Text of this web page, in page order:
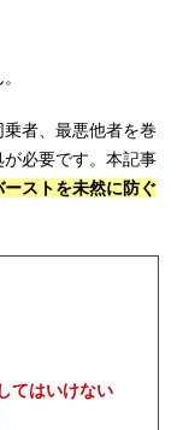
k者、最悪他者を巻
必要です。本記事
ストを未然に防ぐ
てはいけない